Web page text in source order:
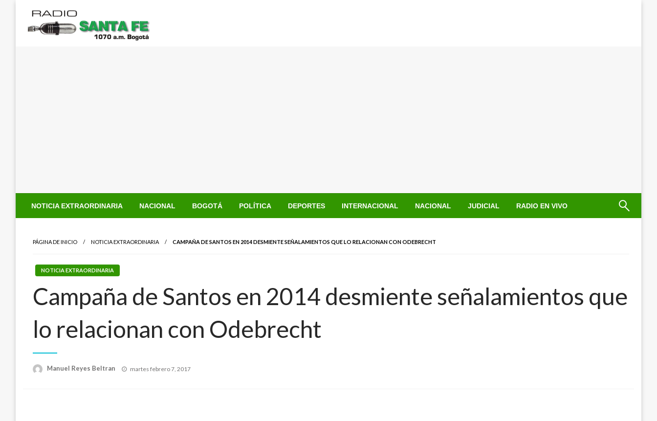
contenido
NOTICIA EXTRAORDINARIA NACIONAL BOGOTÁ POLÍTICA DEPORTES INTERNACIONAL NACIONAL JUDICIAL RADIO EN VIVO
PÁGINA DE INICIO NOTICIA EXTRAORDINARIA CAMPAÑA DE SANTOS EN 2014 DESMIENTE SEÑALAMIENTOS QUE LO RELACIONAN CON ODEBRECHT
NOTICIA EXTRAORDINARIA
Campaña de Santos en 2014 desmiente señalamientos que
lo relacionan con Odebrecht
Manuel Reyes Beltran
Publicado
martes febrero 7, 2017